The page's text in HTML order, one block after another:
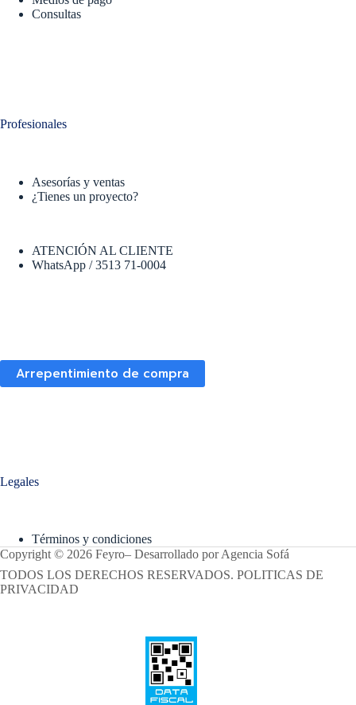
Consultas
Profesionales
Asesorías y ventas
¿Tienes un proyecto?
ATENCIÓN AL CLIENTE
WhatsApp / 3513 71-0004
Arrepentimiento de compra
Legales
Términos y condiciones
Copyright © 2026 Feyro– Desarrollado porAgencia Sofá
TODOS LOS DERECHOS RESERVADOS. POLITICAS DE
PRIVACIDAD